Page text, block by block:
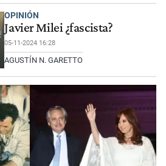
OPINIÓN
Javier Milei ¿fascista?
05-11-2024 16:28
AGUSTÍN N. GARETTO